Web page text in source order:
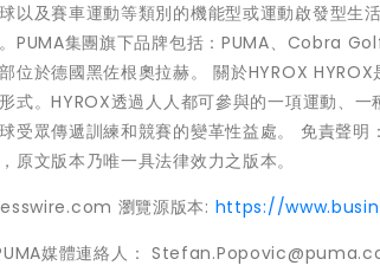
以及賽車運動等類別的機能型或運動啟發型生
PUMA集團旗下品牌包括：PUMA、Cobra
位於德國黑佐根奧拉赫。 關於HYROX
式。HYROX透過人人都可參與的一項運動、
受眾傳遞訓練和競賽的變革性益處。 免責聲
原文版本乃唯一具法律效力之版本。
瀏覽源版本: https://
媒體連絡人：